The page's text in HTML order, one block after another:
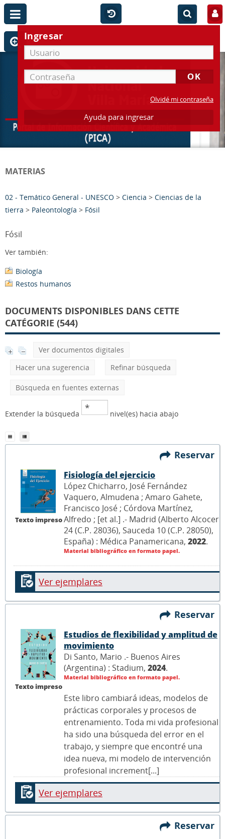
Ingresar
Olvidé mi contraseña
Ayuda para ingresar
MATERIAS
02 - Temático General - UNESCO > Ciencia > Ciencias de la
tierra > Paleontología > Fósil
Fósil
Ver también:
Biología
Restos humanos
DOCUMENTS DISPONIBLES DANS CETTE
CATÉGORIE (544)
Ver documentos digitales
Hacer una sugerencia
Refinar búsqueda
Búsqueda en fuentes externas
Extender la búsqueda nivel(es) hacia abajo
Reservar
Texto impreso
Fisiología del ejercicio
López Chicharro, José Fernández
Vaquero, Almudena ; Amaro Gahete,
Francisco José ; Córdova Martínez,
Alfredo ; [et al.] .- Madrid (Alberto Alcocer
24 (C.P. 28036), Sauceda 10 (C.P. 28050),
España) : Médica Panamericana, 2022.
Material bibliográfico en formato papel.
Ver ejemplares
Reservar
Texto impreso
Estudios de flexibilidad y amplitud de
movimiento
Di Santo, Mario .- Buenos Aires
(Argentina) : Stadium, 2024.
Material bibliográfico en formato papel.
Este libro cambiará ideas, modelos de
prácticas corporales y procesos de
entrenamiento. Toda mi vida profesional
ha sido una búsqueda del error en el
trabajo, y siempre que encontré una
idea nueva, mi modelo de intervención
profesional increment[...]
Ver ejemplares
Reservar